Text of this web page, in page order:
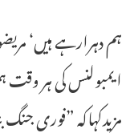
ہم دہرارہے ہیں‘
ایمبولنس کی ہر
مزیدکہاکہ ”فوری